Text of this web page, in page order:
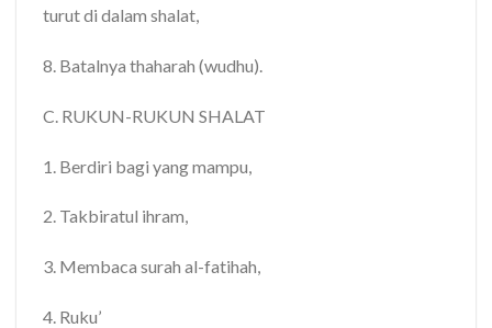
turut di dalam shalat,
8. Batalnya thaharah (wudhu).
C. RUKUN-RUKUN SHALAT
1. Berdiri bagi yang mampu,
2. Takbiratul ihram,
3. Membaca surah al-fatihah,
4. Ruku’